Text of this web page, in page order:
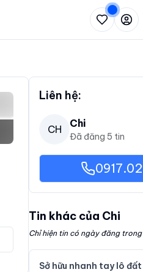
sách các khu vực có thể
Liên hệ:
CH Chi
Đã đăng 5 tin
Tin khác của Chi
Chỉ hiện tin có ngày đăng
Sở hữu nhanh tay lô